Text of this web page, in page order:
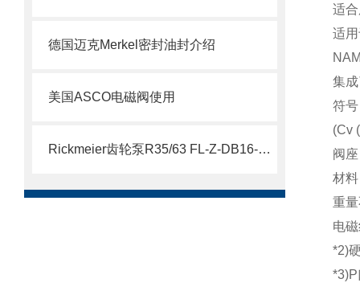
德国迈克Merkel密封油封介绍
美国ASCO电磁阀使用
Rickmeier齿轮泵R35/63 FL-Z-DB16-W-SAE2-R为石油系统保驾护航
适
适
集
符
(Cv
阀座
材
重
电
*2)